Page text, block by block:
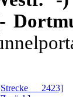
2423]